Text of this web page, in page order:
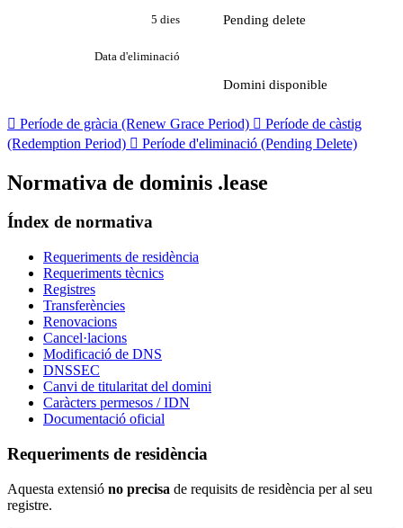
5 dies Pending delete
Data d'eliminació
Domini disponible
 Període de gràcia (Renew Grace Period)  Període de càstig
(Redemption Period)  Període d'eliminació (Pending Delete)
Normativa de dominis .lease
Índex de normativa
Requeriments de residència
Requeriments tècnics
Registres
Transferències
Renovacions
Cancel·lacions
Modificació de DNS
DNSSEC
Canvi de titularitat del domini
Caràcters permesos / IDN
Documentació oficial
Requeriments de residència
Aquesta extensió no precisa de requisits de residència per al seu
registre.